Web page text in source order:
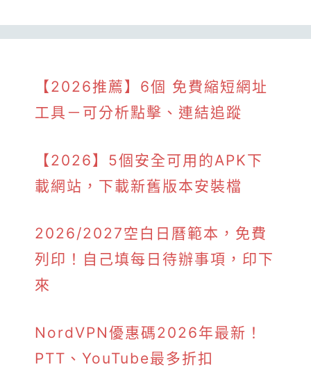
【2026推薦】6個 免費縮短網址
工具－可分析點擊、連結追蹤
【2026】5個安全可用的APK下
載網站，下載新舊版本安裝檔
2026/2027空白日曆範本，免費
列印！自己填每日待辦事項，印下
來
NordVPN優惠碼2026年最新！
PTT、YouTube最多折扣